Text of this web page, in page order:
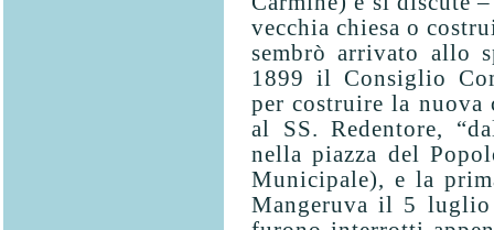
vecchia chiesa o
sembrò arrivato allo
1899 il Consiglio
per costruire la nuova
al SS. Redentore,
nella piazza del
Municipale), e la
Mangeruva il 5